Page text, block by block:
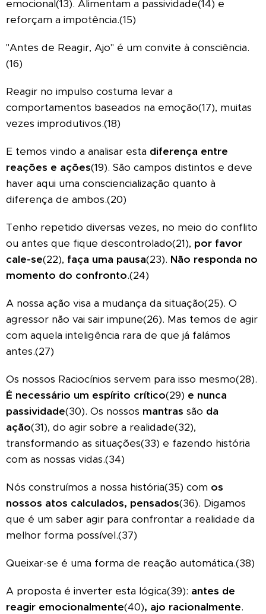
emocional(13). Alimentam a passividade(14) e
reforçam a impotência.(15)
"Antes de Reagir, Ajo" é um convite à consciência.
(16)
Reagir no impulso costuma levar a
comportamentos baseados na emoção(17), muitas
vezes improdutivos.(18)
E temos vindo a analisar esta diferença entre
reações e ações(19). São campos distintos e deve
haver aqui uma consciencialização quanto à
diferença de ambos.(20)
Tenho repetido diversas vezes, no meio do conflito
ou antes que fique descontrolado(21), por favor
cale-se(22), faça uma pausa(23). Não responda no
momento do confronto.(24)
A nossa ação visa a mudança da situação(25). O
agressor não vai sair impune(26). Mas temos de agir
com aquela inteligência rara de que já falámos
antes.(27)
Os nossos Raciocínios servem para isso mesmo(28).
É necessário um espírito crítico(29) e nunca
passividade(30). Os nossos mantras são da
ação(31), do agir sobre a realidade(32),
transformando as situações(33) e fazendo história
com as nossas vidas.(34)
Nós construímos a nossa história(35) com os
nossos atos calculados, pensados(36). Digamos
que é um saber agir para confrontar a realidade da
melhor forma possível.(37)
Queixar-se é uma forma de reação automática.(38)
A proposta é inverter esta lógica(39): antes de
reagir emocionalmente(40), ajo racionalmente.